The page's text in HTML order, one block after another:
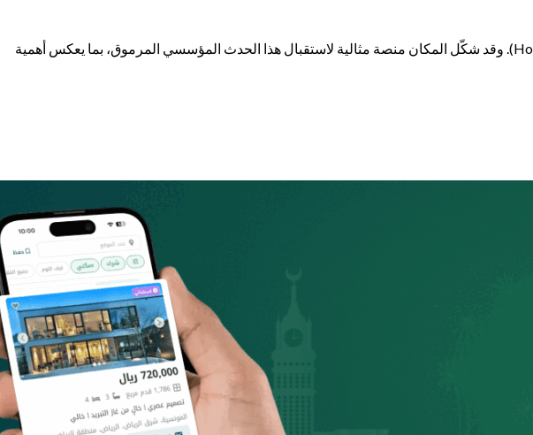
أُقيمت جوائز سعادة الموظفين في السعودية 2025 في فندق هوليداي إن الرياض – القصر (Holiday Inn Riyadh – Al Qasr). وقد شكّل المكان منصة مثالية لاستقبال هذا الحدث المؤسسي المرموق، بما يعكس أهمية